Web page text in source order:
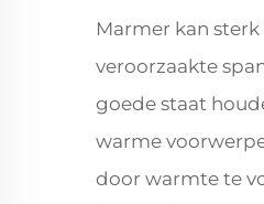
Marmer kan
veroorzaakte
goede staat
warme
door warmte te